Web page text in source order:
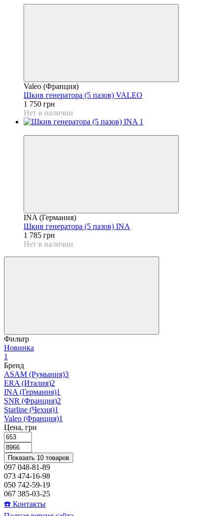
Valeo (Франция)
Шкив генератора (5 пазов) VALEO
1 750 грн
Нет в наличии
INA (Германия)
Шкив генератора (5 пазов) INA
1 785 грн
Нет в наличии
Фильтр
Новинка
1
Бренд
ASAM (Румыния)3
ERA (Италия)2
INA (Германия)1
SNR (Франция)2
Starline (Чехия)1
Valeo (Франция)1
Цена, грн
Показать 10 товаров
097 048-81-89
073 474-16-98
050 742-59-19
067 385-03-25
☎️ Контакты